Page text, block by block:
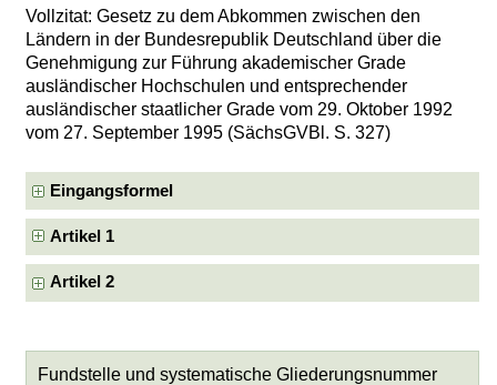
Vollzitat: Gesetz zu dem Abkommen zwischen den
Ländern in der Bundesrepublik Deutschland über die
Genehmigung zur Führung akademischer Grade
ausländischer Hochschulen und entsprechender
ausländischer staatlicher Grade vom 29. Oktober 1992
vom 27. September 1995 (SächsGVBl. S. 327)
Eingangsformel
Artikel 1
Artikel 2
Fundstelle und systematische Gliederungsnummer